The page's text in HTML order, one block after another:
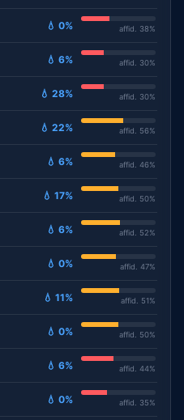
💧 0% affid. 38%
💧 6% affid. 30%
💧 28% affid. 30%
💧 22% affid. 56%
💧 6% affid. 46%
💧 17% affid. 50%
💧 6% affid. 52%
💧 0% affid. 47%
💧 11% affid. 51%
💧 0% affid. 50%
💧 6% affid. 44%
💧 0% affid. 35%